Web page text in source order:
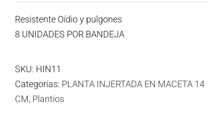
Resistente Oídio y pulgones
8 UNIDADES POR BANDEJA
SKU: HIN11
Categorías: PLANTA INJERTADA EN MACETA 14
CM, Plantíos